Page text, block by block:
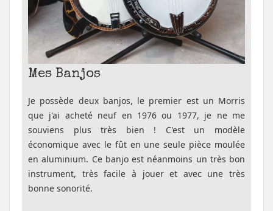
Mes Banjos
Je possède deux banjos, le premier est un Morris
que j'ai acheté neuf en 1976 ou 1977, je ne me
souviens plus très bien ! C'est un modèle
économique avec le fût en une seule pièce moulée
en aluminium. Ce banjo est néanmoins un très bon
instrument, très facile à jouer et avec une très
bonne sonorité.